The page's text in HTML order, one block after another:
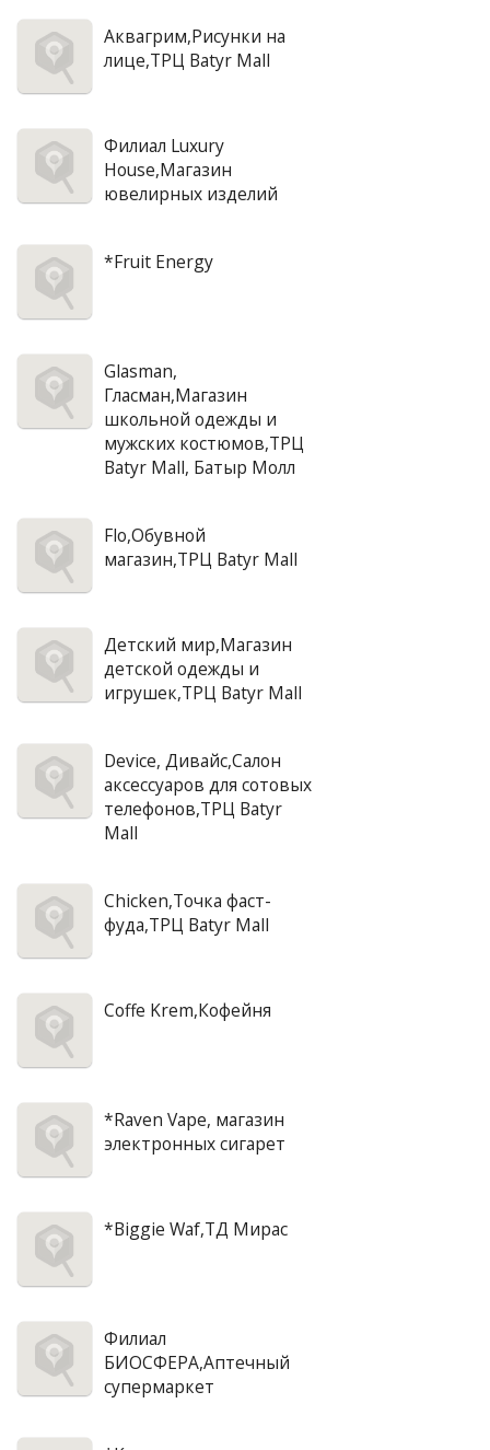
Аквагрим,Рисунки на
лице,ТРЦ Batyr Mall
Филиал Luxury
House,Магазин
ювелирных изделий
*Fruit Energy
Glasman,
Гласман,Магазин
школьной одежды и
мужских костюмов,ТРЦ
Batyr Mall, Батыр Молл
Flo,Обувной
магазин,ТРЦ Batyr Mall
Детский мир,Магазин
детской одежды и
игрушек,ТРЦ Batyr Mall
Device, Дивайс,Салон
аксессуаров для сотовых
телефонов,ТРЦ Batyr
Mall
Chicken,Точка фаст-
фуда,ТРЦ Batyr Mall
Coffe Krem,Кофейня
*Raven Vape, магазин
электронных сигарет
*Biggie Waf,ТД Мирас
Филиал
БИОСФЕРА,Аптечный
супермаркет